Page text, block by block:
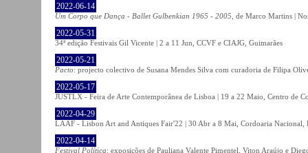
2022-06-14
Um Corpo que Dança - Ballet Gulbenkian 1965 - 2005 , de Marco Martins |
2022-05-31
34ª edição Festivais Gil Vicente | 2 a 11 Jun, CCVF e CIAJG, Guimarães
2022-05-21
Pacto: projecto colectivo de Susana Mendes Silva com curadoria de Filipa
2022-05-17
JUSTLX - Feira de Arte Contemporânea de Lisboa | 19 a 22 Maio, Centro de
2022-04-29
LAAF - Lisbon Art and Antiques Fair'22 | 30 Abr a 8 Mai, Cordoaria Nacional,
2022-04-14
Festival Política: exposições de Pauliana Valente Pimentel, Viton Araújo e